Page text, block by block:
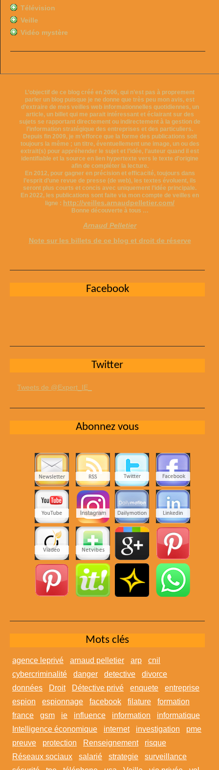
Télévision
Veille
Vidéo mystère
L’objectif de ce blog créé en 2006, qui n’est pas à proprement
parler un blog puisque je ne donne que très peu mon avis, est
d’extraire de mes veilles web informationnelles quotidiennes, un
article, un billet qui me parait intéressant et éclairant sur des
sujets se rapportant directement ou indirectement à la gestion de
l’information stratégique des entreprises et des particuliers.
Depuis fin 2009, je m’efforce que la forme des publications soit
toujours la même ; un titre, éventuellement une image, un ou des
extrait(s) pour appréhender le sujet et l’idée, l’auteur quand il est
identifiable et la source en lien hypertexte vers le texte d’origine
afin de compléter la lecture.
En 2012, pour gagner en précision et efficacité, toujours dans
l’esprit d’une revue de presse (de web), les textes évoluent, ils
seront plus courts et concis avec uniquement l’idée principale.
En 2022, les publications sont faite via mon compte de veilles en
ligne : http://veilles.arnaudpelletier.com/
Bonne découverte à tous …
Arnaud Pelletier
Note sur les billets de ce blog et droit de réserve
Facebook
Twitter
Tweets de @Expert_IE_
Abonnez vous
Mots clés
agence leprivé arnaud pelletier arp
cnil
cybercriminalité
danger detective
divorce
données
Droit Détective privé enquete
entreprise
espion
espionnage facebook filature
formation
france
gsm ie influence information
informatique
Intelligence économique
internet investigation
pme
preuve
protection Renseignement
risque
Réseaux sociaux
salarié strategie
surveillance